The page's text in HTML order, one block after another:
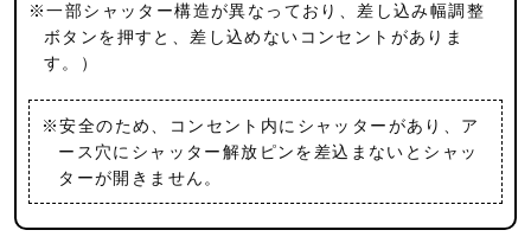
※一部シャッター構造が異なっており、差し込み幅調整
ボタンを押すと、差し込めないコンセントがありま
す。）
※安全のため、コンセント内にシャッターがあり、ア
ース穴にシャッター解放ピンを差込まないとシャッ
ターが開きません。